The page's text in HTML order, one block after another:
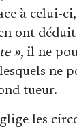
à celui-
ont déduit
», il ne
ne
tueur.
les